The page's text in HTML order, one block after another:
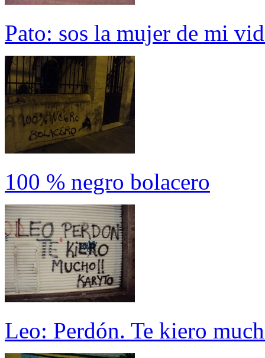
Pato: sos la mujer de mi
100 % negro bolacero
Leo: Perdón. Te kiero